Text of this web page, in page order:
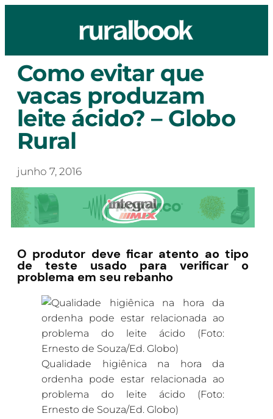
Como evitar que
vacas produzam
leite ácido? – Globo
Rural
junho 7, 2016
O produtor deve ficar atento ao tipo
de teste usado para verificar o
problema em seu rebanho
Qualidade higiênica na hora da
ordenha pode estar relacionada ao
problema do leite ácido (Foto:
Ernesto de Souza/Ed. Globo)